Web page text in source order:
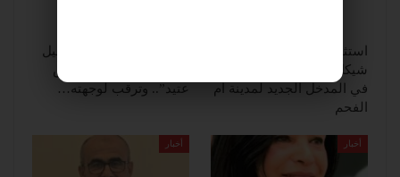
شيكل.. قريبًا انطلاق العمل
في المدخل الجديد لمدينة أم
الفحم
يوآف سيغالوفيتش يستقيل
من الكنيست ويغادر “يش
عتيد”.. وترقب لوجهته…
أخبار أخبار